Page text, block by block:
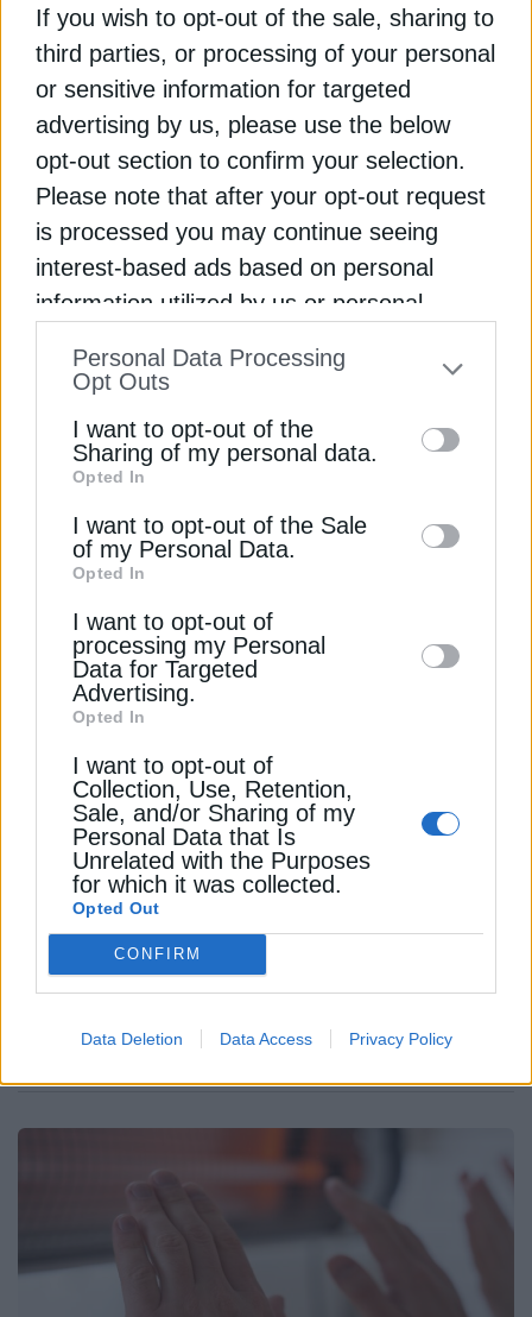
If you wish to opt-out of the sale, sharing to
third parties, or processing of your personal
or sensitive information for targeted
advertising by us, please use the below
opt-out section to confirm your selection.
Please note that after your opt-out request
is processed you may continue seeing
interest-based ads based on personal
information utilized by us or personal
to your opt-out. You may separately opt-out
information by third parties on the IAB’s list
of downstream participants. This
information may also be disclosed by us to
third parties on theIAB’s List of
Downstream Participants
disclose it to other third parties.
Personal Data Processing
Opt Outs
I want to opt-out of the
Sharing of my personal data.
Opted In
I want to opt-out of the Sale
of my Personal Data.
Opted In
I want to opt-out of
processing my Personal
Data for Targeted
Advertising.
Opted In
I want to opt-out of
Collection, Use, Retention,
Sale, and/or Sharing of my
Personal Data that Is
Unrelated with the Purposes
for which it was collected.
Opted Out
CONFIRM
Data Deletion Data Access Privacy Policy
ευρωπαϊκής αγοράς ηλεκτρικής ενέργειας, αλλά
και τις σημαντικές ανισορροπίες που
εξακολουθούν να υφίστανται μεταξύ των κρατών-
μελών της Ευρωπαϊκής Ένωσης.
Έναν χρόνο αργότερα, και συγκεκριμένα τον
Ιούνιο του 2025, το ζήτημα επανήλθε στο
προσκήνιο με την εκ νέου ενεργοποίηση της Task
Force για τη Νοτιοανατολική Ευρώπη. Στόχος της
πρωτοβουλίας ήταν ο καλύτερος συντονισμός
μεταφοράς και ρυθμιστικών αρχών, προκειμένου
να αντιμετωπιστούν έγκαιρα πιθανές στρεβλώσεις
στην περιφερειακή αγορά και να αποτραπεί ένα
νέο κύμα ακραίων αυξήσεων στις τιμές του
ηλεκτρικού ρεύματος κατά τη θερινή περίοδο.
Διαβάστε ακόμα
Ρεύμα: Οι καύσωνες απειλούν με ράλι τιμών τις
χώρες της ΝΑ Ευρώπης
Σπριντ για νέες μπαταρίες τον Ιούλιο με φόντο την
αυξανόμενη ζήτηση ρεύματος
Green Tank: “Στα σκουπίδια” το 14% της πράσινης
ενέργειας που παρήχθη τον Μάιο
ΗΛΕΚΤΡΙΚΗ ΕΝΕΡΓΕΙΑ